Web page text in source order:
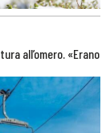
all’omero. «Erano